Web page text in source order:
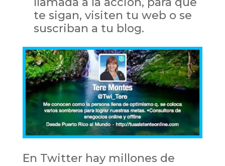
te sigan, visiten tu web o se
suscriban a tu blog.
En Twitter hay millones de